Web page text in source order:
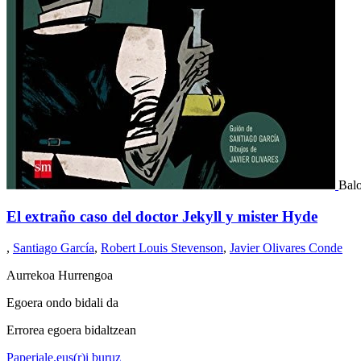
El extraño caso del doctor Jekyll y mister Hyde
, Santiago García, Robert Louis Stevenson, Javier Olivares Conde
Aurrekoa Hurrengoa
Egoera ondo bidali da
Errorea egoera bidaltzean
Paperjale.eus(r)i buruz